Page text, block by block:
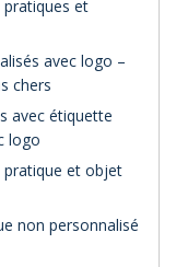
pratiques et
avec logo –
chers
avec étiquette
logo
pratique et objet
non personnalisé